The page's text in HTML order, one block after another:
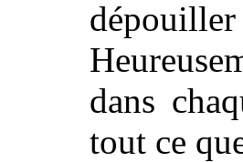
dans
tout ce